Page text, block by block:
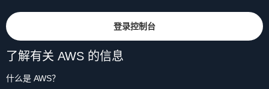
登录控制台
了解有关 AWS 的信息
什么是 AWS？